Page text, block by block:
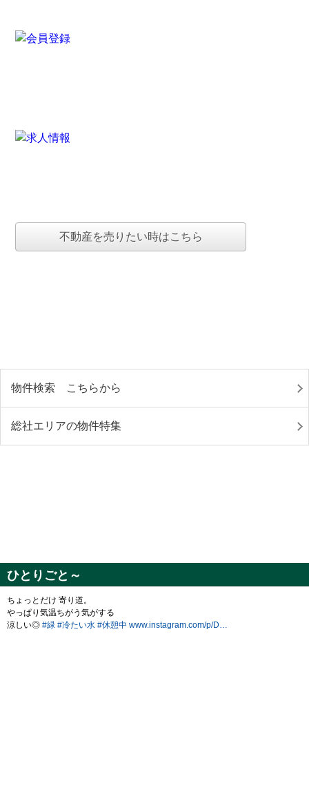
不動産を売りたい時はこちら
物件検索 こちらから
総社エリアの物件特集
ひとりごと～